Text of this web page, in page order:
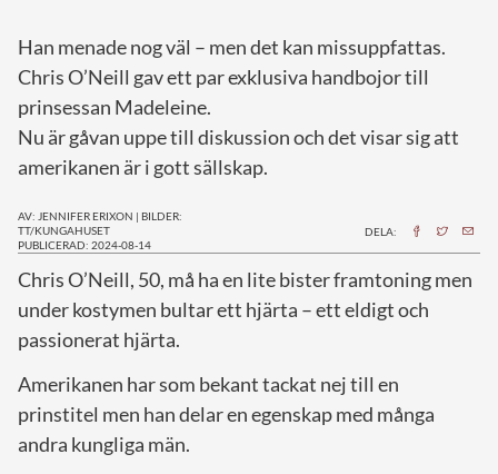
Han menade nog väl – men det kan missuppfattas.
Chris O’Neill gav ett par exklusiva handbojor till
prinsessan Madeleine.
Nu är gåvan uppe till diskussion och det visar sig att
amerikanen är i gott sällskap.
AV: JENNIFER ERIXON | BILDER:
TT/KUNGAHUSET
PUBLICERAD: 2024-08-14
DELA:
Chris O’Neill, 50, må ha en lite bister framtoning men
under kostymen bultar ett hjärta – ett eldigt och
passionerat hjärta.
Amerikanen har som bekant tackat nej till en
prinstitel men han delar en egenskap med många
andra kungliga män.